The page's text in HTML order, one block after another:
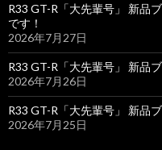
R33 GT-R「大先輩号」 新品
です！
2026年7月27日
R33 GT-R「大先輩号」 新品
2026年7月26日
R33 GT-R「大先輩号」 新品
2026年7月25日